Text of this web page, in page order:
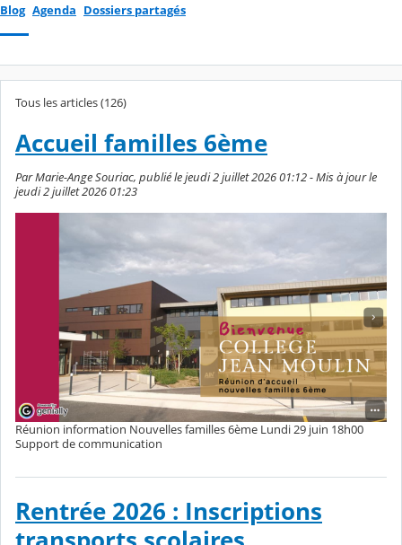
Blog Agenda Dossiers partagés
Tous les articles (126)
Accueil familles 6ème
Par Marie-Ange Souriac, publié le jeudi 2 juillet 2026 01:12 - Mis à jour le
jeudi 2 juillet 2026 01:23
Réunion information Nouvelles familles 6ème Lundi 29 juin 18h00
Support de communication
Rentrée 2026 : Inscriptions